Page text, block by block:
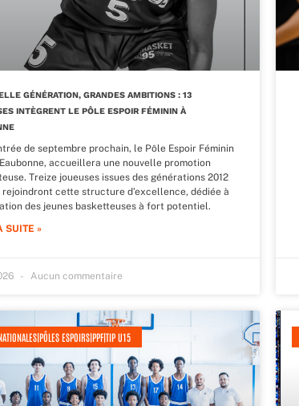
GÉNÉRATION, GRANDES AMBITIONS : 13
INTÈGRENT LE PÔLE ESPOIR FÉMININ À
de septembre prochain, le Pôle Espoir Féminin
accueillera une nouvelle promotion
Treize joueuses issues des générations 2012
rejoindront cette structure d’excellence, dédiée à
des jeunes basketteuses à fort potentiel.
SUITE »
Aucun commentaire
ESPOIRS|PPF|TIP U15